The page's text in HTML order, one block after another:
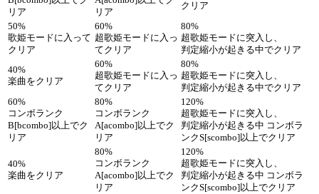
リア
リア
クリア
50%
歌姫モードに入って
クリア
60%
超歌姫モードに入っ
てクリア
80%
超歌姫モードに突入し、
判定縮小が起きる中でクリア
40%
楽曲をクリア
60%
超歌姫モードに入っ
てクリア
80%
超歌姫モードに突入し、
判定縮小が起きる中でクリア
60%
コンボランク
B[bcombo]以上でク
リア
80%
コンボランク
A[acombo]以上でク
リア
120%
超歌姫モードに突入し、
判定縮小が起きる中 コンボラ
ンクS[scombo]以上でクリア
40%
楽曲をクリア
80%
コンボランク
A[acombo]以上でク
リア
120%
超歌姫モードに突入し、
判定縮小が起きる中 コンボラ
ンクS[scombo]以上でクリア